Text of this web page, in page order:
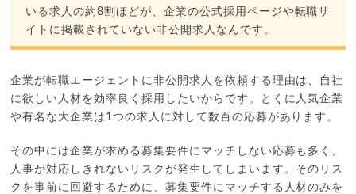
いる求人の約8割ほどが、企業の公式採用ページや転職サ
イトに掲載されていない非公開求人なんです。
企業が転職エージェントに非公開求人を依頼する理由は、自社
に欲しい人材を効率良く採用したいからです。とくに人気企業
や有名な大企業は1つの求人に対して数百の応募があります。
その中には企業が求める募集要件にマッチしない応募も多く、
人事が対応しきれないリスクが発生してしまいます。そのリス
クを事前に回避するために、募集要件にマッチする人材のみを